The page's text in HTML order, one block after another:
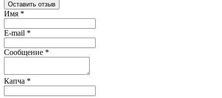
Оставить отзыв
Имя *
E-mail *
Сообщение *
Капча *